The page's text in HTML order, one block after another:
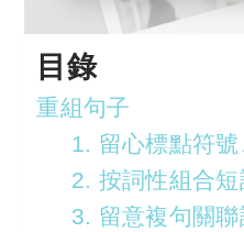
目錄
重組句子
1. 留心標點符
2. 按詞性組合短
3. 留意複句關聯